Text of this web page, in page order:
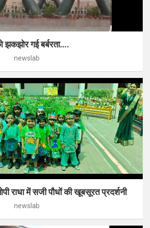
झकझोर गई बर्बरता….
newslab
राधा में सजी पौधों की खूबसूरत प्रदर्शनी
newslab